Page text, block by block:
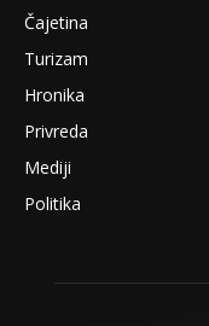
Čajetina
Turizam
Hronika
Privreda
Mediji
Politika